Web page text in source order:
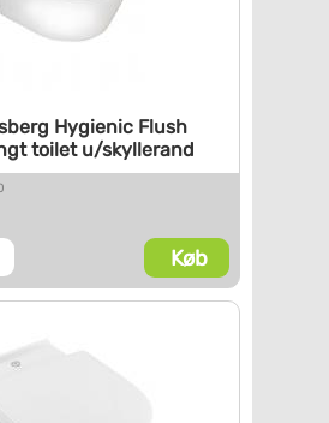
Hygienic Flush
toilet u/skyllerand
Køb